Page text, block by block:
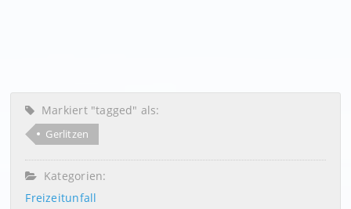
Markiert "tagged" als:
Gerlitzen
Kategorien:
Freizeitunfall